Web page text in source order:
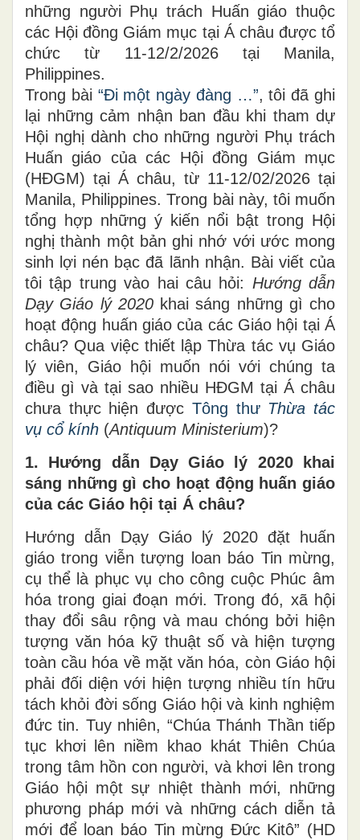
những người Phụ trách Huấn giáo thuộc
các Hội đồng Giám mục tại Á châu được tổ
chức từ 11-12/2/2026 tại Manila,
Philippines.
Trong bài “Đi một ngày đàng …”, tôi đã ghi
lại những cảm nhận ban đầu khi tham dự
Hội nghị dành cho những người Phụ trách
Huấn giáo của các Hội đồng Giám mục
(HĐGM) tại Á châu, từ 11-12/02/2026 tại
Manila, Philippines. Trong bài này, tôi muốn
tổng hợp những ý kiến nổi bật trong Hội
nghị thành một bản ghi nhớ với ước mong
sinh lợi nén bạc đã lãnh nhận. Bài viết của
tôi tập trung vào hai câu hỏi: Hướng dẫn
Dạy Giáo lý 2020khai sáng những gì cho
hoạt động huấn giáo của các Giáo hội tại Á
châu? Qua việc thiết lập Thừa tác vụ Giáo
lý viên, Giáo hội muốn nói với chúng ta
điều gì và tại sao nhiều HĐGM tại Á châu
chưa thực hiện được Tông thư Thừa tác
vụ cổ kính (Antiquum Ministerium)?
1. Hướng dẫn Dạy Giáo lý 2020 khai
sáng những gì cho hoạt động huấn giáo
của các Giáo hội tại Á châu?
Hướng dẫn Dạy Giáo lý 2020 đặt huấn
giáo trong viễn tượng loan báo Tin mừng,
cụ thể là phục vụ cho công cuộc Phúc âm
hóa trong giai đoạn mới. Trong đó, xã hội
thay đổi sâu rộng và mau chóng bởi hiện
tượng văn hóa kỹ thuật số và hiện tượng
toàn cầu hóa về mặt văn hóa, còn Giáo hội
phải đối diện với hiện tượng nhiều tín hữu
tách khỏi đời sống Giáo hội và kinh nghiệm
đức tin. Tuy nhiên, “Chúa Thánh Thần tiếp
tục khơi lên niềm khao khát Thiên Chúa
trong tâm hồn con người, và khơi lên trong
Giáo hội một sự nhiệt thành mới, những
phương pháp mới và những cách diễn tả
mới để loan báo Tin mừng Đức Kitô” (HD